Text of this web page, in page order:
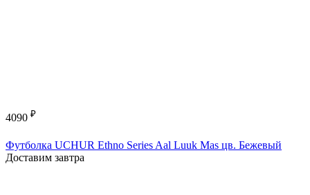
4090 ₽
Футболка UCHUR Ethno Series Aal Luuk Mas цв. Бежевый
Доставим завтра